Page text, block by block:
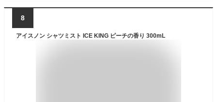
8
アイスノン シャツミスト ICE KING ピーチの香り 300mL